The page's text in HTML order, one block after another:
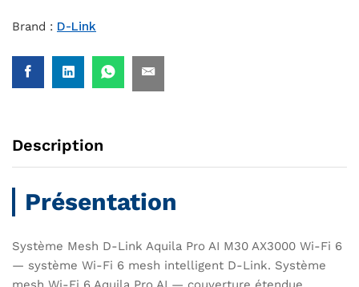
Brand : D-Link
Description
Présentation
Système Mesh D-Link Aquila Pro AI M30 AX3000 Wi-Fi 6
— système Wi-Fi 6 mesh intelligent D-Link. Système